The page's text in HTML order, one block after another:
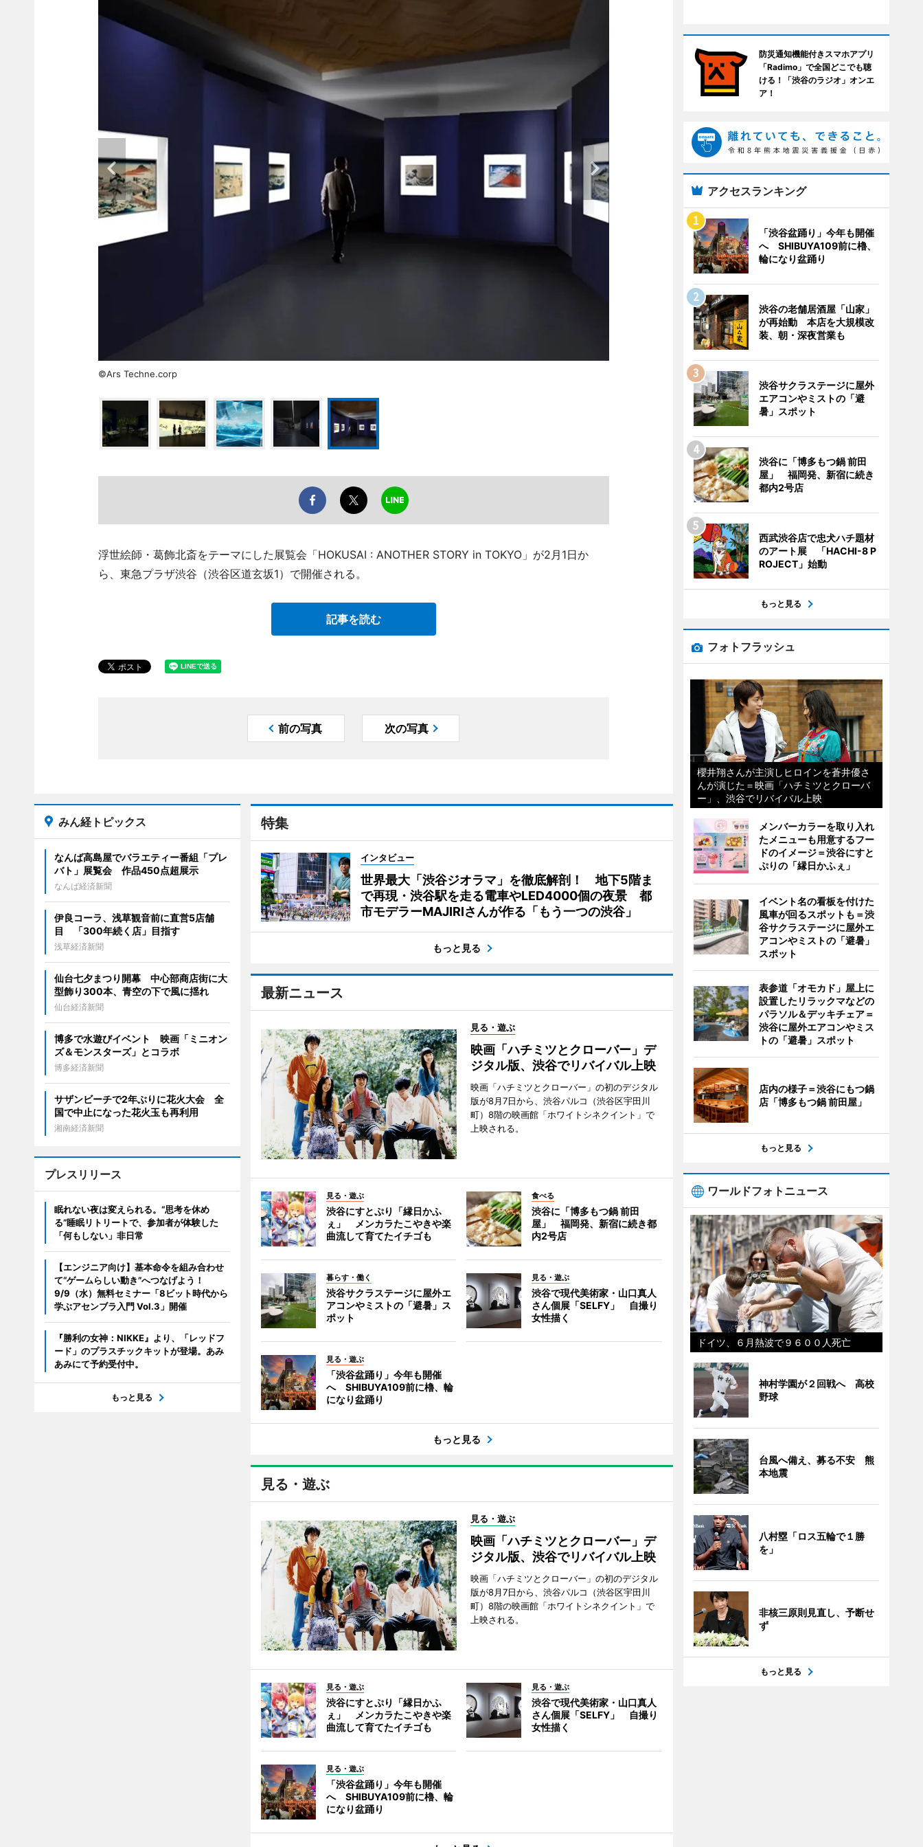
©Ars Techne.corp
浮世絵師・葛飾北斎をテーマにした展覧会「HOKUSAI : ANOTHER STORY in TOKYO」が2月1日か
ら、東急プラザ渋谷（渋谷区道玄坂1）で開催される。
記事を読む
前の写真 次の写真
特集
インタビュー
世界最大「渋谷ジオラマ」を徹底解剖！ 地下5階ま
で再現・渋谷駅を走る電車やLED4000個の夜景 都
市モデラーMAJIRIさんが作る「もう一つの渋谷」
もっと見る
最新ニュース
見る・遊ぶ
映画「ハチミツとクローバー」デ
ジタル版、渋谷でリバイバル上映
映画「ハチミツとクローバー」の初のデジタル
版が8月7日から、渋谷パルコ（渋谷区宇田川
町）8階の映画館「ホワイトシネクイント」で
上映される。
見る・遊ぶ
渋谷にすとぷり「縁日かふ
ぇ」 メンカラたこやきや楽
曲流して育てたイチゴも
食べる
渋谷に「博多もつ鍋 前田
屋」 福岡発、新宿に続き都
内2号店
暮らす・働く
渋谷サクラステージに屋外エ
アコンやミストの「避暑」ス
ポット
見る・遊ぶ
渋谷で現代美術家・山口真人
さん個展「SELFY」 自撮り
女性描く
見る・遊ぶ
「渋谷盆踊り」今年も開催
へ SHIBUYA109前に櫓、輪
になり盆踊り
もっと見る
見る・遊ぶ
見る・遊ぶ
映画「ハチミツとクローバー」デ
ジタル版、渋谷でリバイバル上映
映画「ハチミツとクローバー」の初のデジタル
版が8月7日から、渋谷パルコ（渋谷区宇田川
町）8階の映画館「ホワイトシネクイント」で
上映される。
見る・遊ぶ
渋谷にすとぷり「縁日かふ
ぇ」 メンカラたこやきや楽
曲流して育てたイチゴも
見る・遊ぶ
渋谷で現代美術家・山口真人
さん個展「SELFY」 自撮り
女性描く
見る・遊ぶ
「渋谷盆踊り」今年も開催
へ SHIBUYA109前に櫓、輪
になり盆踊り
みん経トピックス
なんば高島屋でバラエティー番組「プレ
バト」展覧会 作品450点超展示
なんば経済新聞
伊良コーラ、浅草観音前に直営5店舗
目 「300年続く店」目指す
浅草経済新聞
仙台七夕まつり開幕 中心部商店街に大
型飾り300本、青空の下で風に揺れ
仙台経済新聞
博多で水遊びイベント 映画「ミニオン
ズ＆モンスターズ」とコラボ
博多経済新聞
サザンビーチで2年ぶりに花火大会 全
国で中止になった花火玉も再利用
湘南経済新聞
プレスリリース
眠れない夜は変えられる。“思考を休め
る”睡眠リトリートで、参加者が体験した
「何もしない」非日常
【エンジニア向け】基本命令を組み合わせ
て“ゲームらしい動き”へつなげよう！
9/9（水）無料セミナー「8ビット時代から
学ぶアセンブラ入門 Vol.3」開催
『勝利の女神：NIKKE』より、「レッドフ
ード」のプラスチックキットが登場。あみ
あみにて予約受付中。
もっと見る
防災通知機能付きスマホアプリ
「Radimo」で全国どこでも聴
ける！「渋谷のラジオ」オンエ
ア！
アクセスランキング
「渋谷盆踊り」今年も開催
へ SHIBUYA109前に櫓、
輪になり盆踊り
渋谷の老舗居酒屋「山家」
が再始動 本店を大規模改
装、朝・深夜営業も
渋谷サクラステージに屋外
エアコンやミストの「避
暑」スポット
渋谷に「博多もつ鍋 前田
屋」 福岡発、新宿に続き
都内2号店
西武渋谷店で忠犬ハチ題材
のアート展 「HACHI-8 P
ROJECT」始動
もっと見る
フォトフラッシュ
櫻井翔さんが主演しヒロインを蒼井優さ
んが演じた＝映画「ハチミツとクローバ
ー」、渋谷でリバイバル上映
メンバーカラーを取り入れ
たメニューも用意するフー
ドのイメージ＝渋谷にすと
ぷりの「縁日かふぇ」
イベント名の看板を付けた
風車が回るスポットも＝渋
谷サクラステージに屋外エ
アコンやミストの「避暑」
スポット
表参道「オモカド」屋上に
設置したリラックマなどの
パラソル＆デッキチェア＝
渋谷に屋外エアコンやミス
トの「避暑」スポット
店内の様子＝渋谷にもつ鍋
店「博多もつ鍋 前田屋」
もっと見る
ワールドフォトニュース
ドイツ、６月熱波で９６００人死亡
神村学園が２回戦へ 高校
野球
台風へ備え、募る不安 熊
本地震
八村塁「ロス五輪で１勝
を」
非核三原則見直し、予断せ
ず
もっと見る